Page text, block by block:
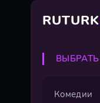
RUTURK
Комедии